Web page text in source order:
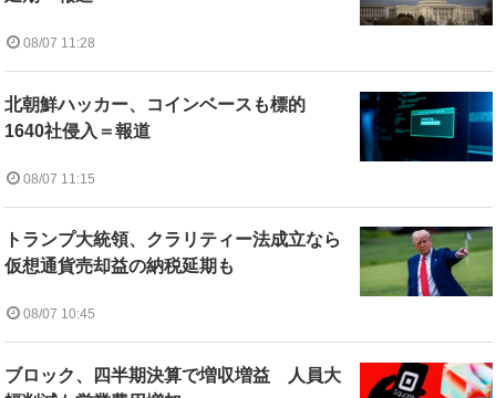
08/07 11:28
北朝鮮ハッカー、コインベースも標的
1640社侵入＝報道
08/07 11:15
トランプ大統領、クラリティー法成立なら
仮想通貨売却益の納税延期も
08/07 10:45
ブロック、四半期決算で増収増益 人員大